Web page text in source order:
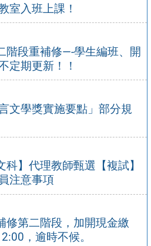
室入班上課！
階段重補修—-學生編班、開
定期更新！！
文學獎實施要點」部分規
】代理教師甄選【複試】
注意事項
修第二階段，加開現金繳
，逾時不候。